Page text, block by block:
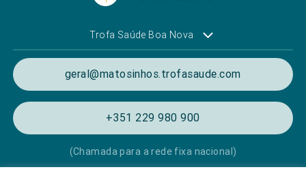
Trofa Saúde Boa Nova
geral@matosinhos.trofasaude.com
+351 229 980 900
(Chamada para a rede fixa nacional)